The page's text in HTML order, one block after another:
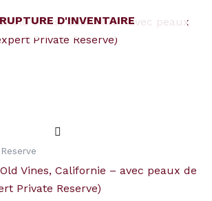
D'INVENTAIRE
Vines, Californie – avec peaux de
Private Reserve)